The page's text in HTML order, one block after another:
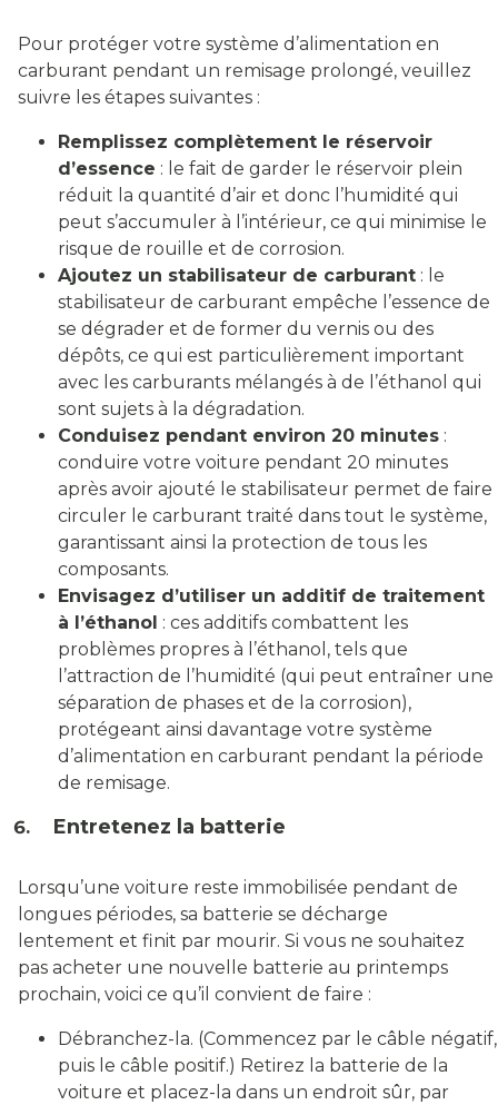
Pour protéger votre système d’alimentation en
carburant pendant un remisage prolongé, veuillez
suivre les étapes suivantes :
Remplissez complètement le réservoir
d’essence : le fait de garder le réservoir plein
réduit la quantité d’air et donc l’humidité qui
peut s’accumuler à l’intérieur, ce qui minimise le
risque de rouille et de corrosion.
Ajoutez un stabilisateur de carburant : le
stabilisateur de carburant empêche l’essence de
se dégrader et de former du vernis ou des
dépôts, ce qui est particulièrement important
avec les carburants mélangés à de l’éthanol qui
sont sujets à la dégradation.
Conduisez pendant environ 20 minutes :
conduire votre voiture pendant 20 minutes
après avoir ajouté le stabilisateur permet de faire
circuler le carburant traité dans tout le système,
garantissant ainsi la protection de tous les
composants.
Envisagez d’utiliser un additif de traitement
à l’éthanol : ces additifs combattent les
problèmes propres à l’éthanol, tels que
l’attraction de l’humidité (qui peut entraîner une
séparation de phases et de la corrosion),
protégeant ainsi davantage votre système
d’alimentation en carburant pendant la période
de remisage.
Entretenez la batterie
Lorsqu’une voiture reste immobilisée pendant de
longues périodes, sa batterie se décharge
lentement et finit par mourir. Si vous ne souhaitez
pas acheter une nouvelle batterie au printemps
prochain, voici ce qu’il convient de faire :
Débranchez-la. (Commencez par le câble négatif,
puis le câble positif.) Retirez la batterie de la
voiture et placez-la dans un endroit sûr, par